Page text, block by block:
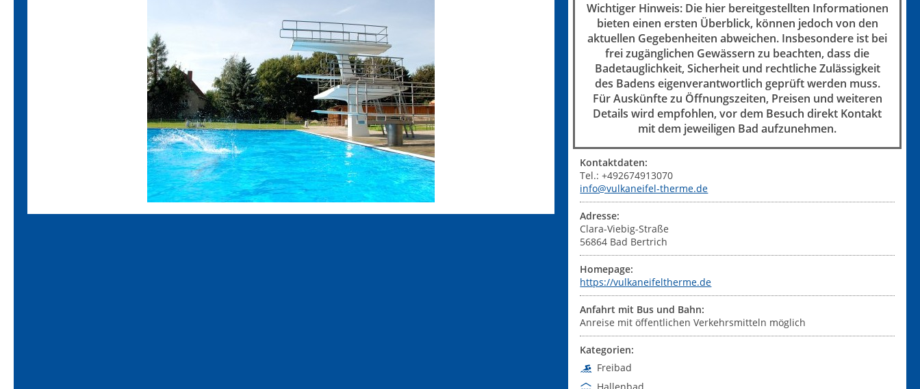
Wichtiger Hinweis: Die hier bereitgestellten Informationen
bieten einen ersten Überblick, können jedoch von den
aktuellen Gegebenheiten abweichen. Insbesondere ist bei
frei zugänglichen Gewässern zu beachten, dass die
Badetauglichkeit, Sicherheit und rechtliche Zulässigkeit
des Badens eigenverantwortlich geprüft werden muss.
Für Auskünfte zu Öffnungszeiten, Preisen und weiteren
Details wird empfohlen, vor dem Besuch direkt Kontakt
mit dem jeweiligen Bad aufzunehmen.
Kontaktdaten:
Tel.: +492674913070
info@vulkaneifel-therme.de
Adresse:
Clara-Viebig-Straße
56864 Bad Bertrich
Homepage:
https://vulkaneifeltherme.de
Anfahrt mit Bus und Bahn:
Anreise mit öffentlichen Verkehrsmitteln möglich
Kategorien:
Freibad